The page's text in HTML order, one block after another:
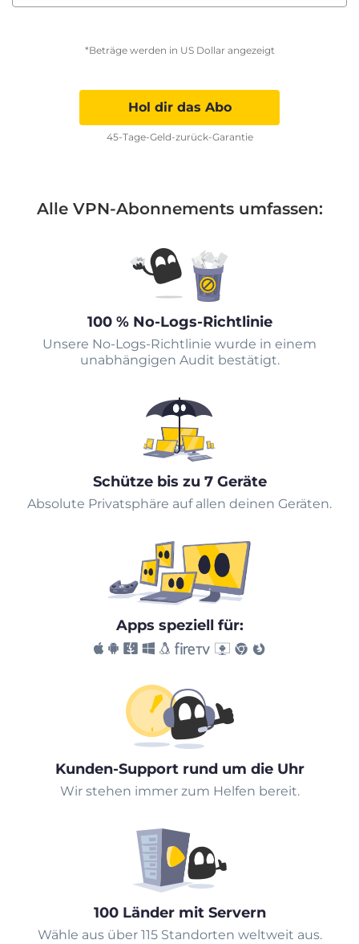
*Beträge werden in US Dollar angezeigt
Hol dir das Abo
45-Tage-Geld-zurück-Garantie
Alle VPN-Abonnements umfassen:
100 % No-Logs-Richtlinie
Unsere No-Logs-Richtlinie wurde in einem
unabhängigen Audit bestätigt.
Schütze bis zu 7 Geräte
Absolute Privatsphäre auf allen deinen Geräten.
Apps speziell für:
Kunden-Support rund um die Uhr
Wir stehen immer zum Helfen bereit.
100 Länder mit Servern
Wähle aus über 115 Standorten weltweit aus.